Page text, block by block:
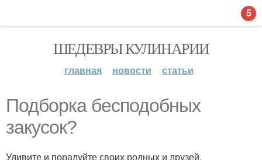
ШЕДЕВРЫ КУЛИНАРИИ
главная новости статьи
Подборка бесподобных
закусок?
Удивите и порадуйте своих родных и друзей.
5